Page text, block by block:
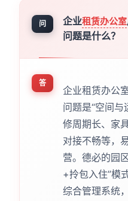
问 企业租赁办公室
问题是什么？
答
企业租赁办公
问题是“空间
修周期长、家
对接不畅等，
营。德必的园
+拎包入住”模
综合管理系统